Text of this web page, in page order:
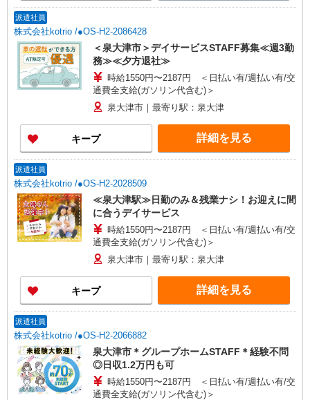
派遣社員
株式会社kotrio /●OS-H2-2086428
＜泉大津市＞デイサービスSTAFF募集≪週3勤
務≫≪夕方退社≫
時給1550円〜2187円 ＜日払い有/週払い有/交
通費全支給(ガソリン代含む)＞
泉大津市｜最寄り駅：泉大津
キープ 詳細を見る
派遣社員
株式会社kotrio /●OS-H2-2028509
≪泉大津駅≫日勤のみ＆残業ナシ！お迎えに間
に合うデイサービス
時給1550円〜2187円 ＜日払い有/週払い有/交
通費全支給(ガソリン代含む)＞
泉大津市｜最寄り駅：泉大津
キープ 詳細を見る
派遣社員
株式会社kotrio /●OS-H2-2066882
泉大津市＊グループホームSTAFF＊経験不問
◎日収1.2万円も可
時給1550円〜2187円 ＜日払い有/週払い有/交
通費全支給(ガソリン代含む)＞